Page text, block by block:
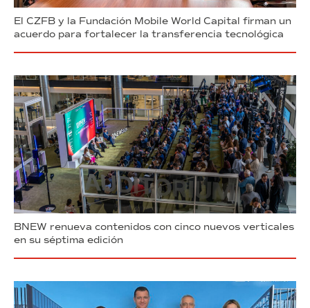
El CZFB y la Fundación Mobile World Capital firman un
acuerdo para fortalecer la transferencia tecnológica
BNEW renueva contenidos con cinco nuevos verticales
en su séptima edición